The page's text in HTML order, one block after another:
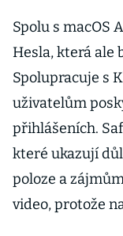
Spolu s macOS
Hesla, která ale
Spolupracuje s
uživatelům
přihlášeních.
které ukazují
poloze a
video, protože